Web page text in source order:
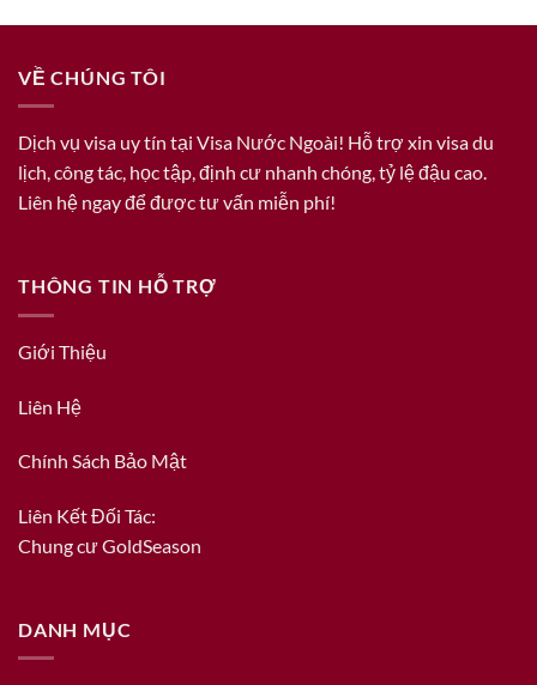
VỀ CHÚNG TÔI
Dịch vụ visa uy tín tại Visa Nước Ngoài! Hỗ trợ xin visa du
lịch, công tác, học tập, định cư nhanh chóng, tỷ lệ đậu cao.
Liên hệ ngay để được tư vấn miễn phí!
THÔNG TIN HỖ TRỢ
Giới Thiệu
Liên Hệ
Chính Sách Bảo Mật
Liên Kết Đối Tác:
Chung cư GoldSeason
DANH MỤC